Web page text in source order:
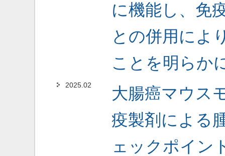
に機能し、免
との併用によ
ことを明らか
2025.02
大腸癌マウス
疫製剤による
ェックポイン